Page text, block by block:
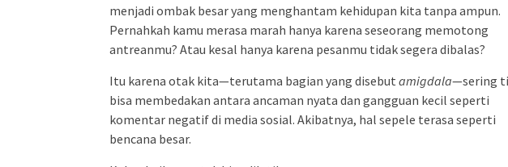
menjadi ombak besar yang menghantam kehidupan kita tanpa ampun.
Pernahkah kamu merasa marah hanya karena seseorang memotong
antreanmu? Atau kesal hanya karena pesanmu tidak segera dibalas?
Itu karena otak kita—terutama bagian yang disebut amigdala—sering
bisa membedakan antara ancaman nyata dan gangguan kecil seperti
komentar negatif di media sosial. Akibatnya, hal sepele terasa seperti
bencana besar.